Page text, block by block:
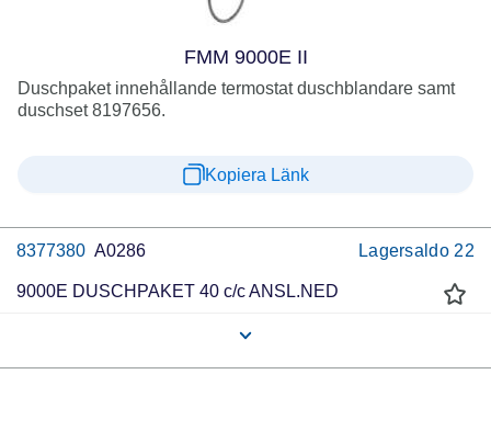
FMM 9000E II
Duschpaket innehållande termostat duschblandare samt
duschset 8197656.
Kopiera Länk
8377380 A0286 Lagersaldo 22
9000E DUSCHPAKET 40 c/c ANSL.NED